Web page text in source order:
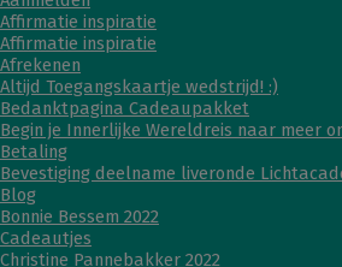
Affirmatie inspiratie
Affirmatie inspiratie
Afrekenen
Altijd Toegangskaartje wedstrijd! :)
Bedanktpagina Cadeaupakket
Begin je Innerlijke Wereldreis naar meer
Betaling
Bevestiging deelname liveronde
Blog
Bonnie Bessem 2022
Cadeautjes
Christine Pannebakker 2022